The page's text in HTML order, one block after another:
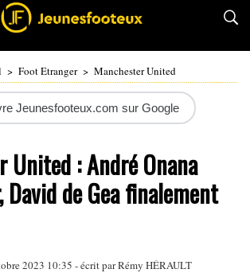
> Foot Etranger > Manchester United
Jeunesfooteux.com sur Google
United : André Onana
David de Gea finalement
2023 10:35 - écrit parRémy HÉRAULT